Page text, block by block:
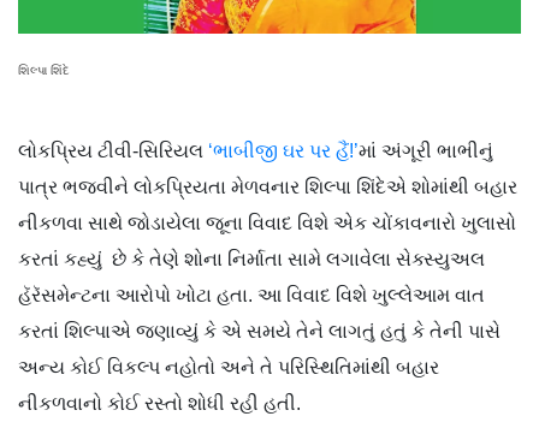
શિલ્પા શિંદે
લોકપ્રિય ટીવી-સિરિયલ ‘ભાબીજી ઘર પર હૈં!’માં અંગૂરી ભાભીનું
પાત્ર ભજવીને લોકપ્રિયતા મેળવનાર શિલ્પા શિંદેએ શોમાંથી બહાર
નીકળવા સાથે જોડાયેલા જૂના વિવાદ વિશે એક ચોંકાવનારો ખુલાસો
કરતાં કહ્યું છે કે તેણે શોના નિર્માતા સામે લગાવેલા સેક્સ્યુઅલ
હૅરૅસમેન્ટના આરોપો ખોટા હતા. આ વિવાદ વિશે ખુલ્લેઆમ વાત
કરતાં શિલ્પાએ જણાવ્યું કે એ સમયે તેને લાગતું હતું કે તેની પાસે
અન્ય કોઈ વિકલ્પ નહોતો અને તે પરિસ્થિતિમાંથી બહાર
નીકળવાનો કોઈ રસ્તો શોધી રહી હતી.